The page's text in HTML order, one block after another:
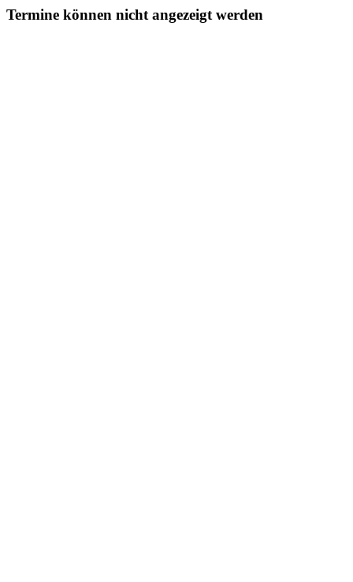
Termine können nicht angezeigt werden